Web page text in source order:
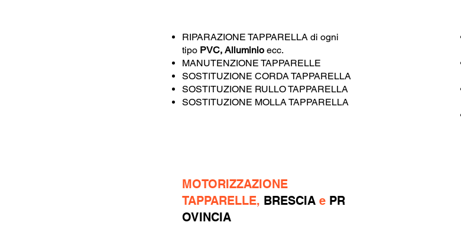
RIPARAZIONE TAPPARELLA di ogni
tipo PVC, Alluminio ecc.
MANUTENZIONE TAPPARELLE
SOSTITUZIONE CORDA TAPPARELLA
SOSTITUZIONE RULLO TAPPARELLA
SOSTITUZIONE MOLLA TAPPARELLA
MOTORIZZAZIONE
TAPPARELLE, BRESCIA e PR
OVINCIA